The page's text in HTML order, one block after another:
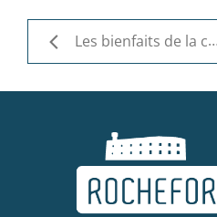
Les bienfaits de la cure de Rochefort